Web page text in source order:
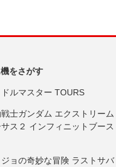
をさがす
ルマスター TOURS
士ガンダム エクストリーム
ス２ インフィニットブース
ョの奇妙な冒険 ラストサバ